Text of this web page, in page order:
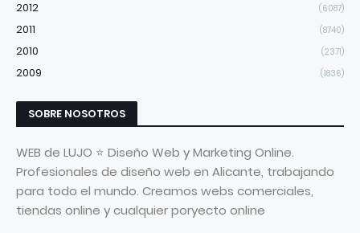
2012 (6087)
2011 (8740)
2010 (2371)
2009 (1836)
SOBRE NOSOTROS
WEB de LUJO ⭐ Diseño Web y Marketing Online.
Profesionales de diseño web en Alicante, trabajando
para todo el mundo. Creamos webs comerciales,
tiendas online y cualquier poryecto online